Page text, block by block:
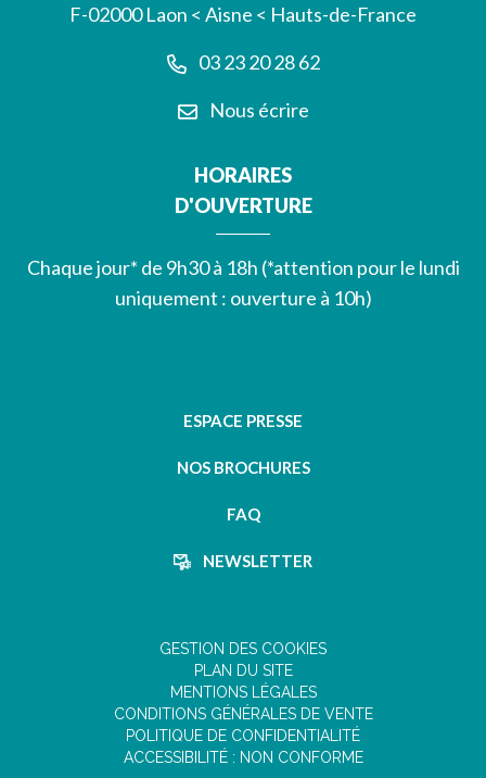
F-02000 Laon < Aisne < Hauts-de-France
03 23 20 28 62
Nous écrire
HORAIRES
D'OUVERTURE
Chaque jour* de 9h30 à 18h (*attention pour le lundi
uniquement : ouverture à 10h)
ESPACE PRESSE
NOS BROCHURES
FAQ
NEWSLETTER
GESTION DES COOKIES
PLAN DU SITE
MENTIONS LÉGALES
CONDITIONS GÉNÉRALES DE VENTE
POLITIQUE DE CONFIDENTIALITÉ
ACCESSIBILITÉ : NON CONFORME